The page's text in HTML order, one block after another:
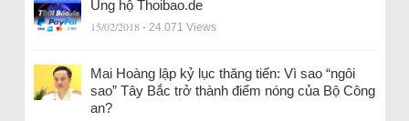
Ủng hộ Thoibao.de
15/02/2018 - 24.071 Views
Mai Hoàng lập kỷ lục thăng tiến: Vì sao “ngôi
sao” Tây Bắc trở thành điểm nóng của Bộ Công
an?